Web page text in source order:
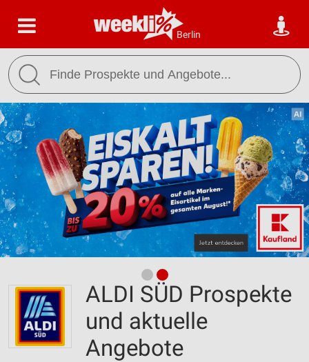
Berlin
ALDI SÜD Prospekte
und aktuelle
Angebote